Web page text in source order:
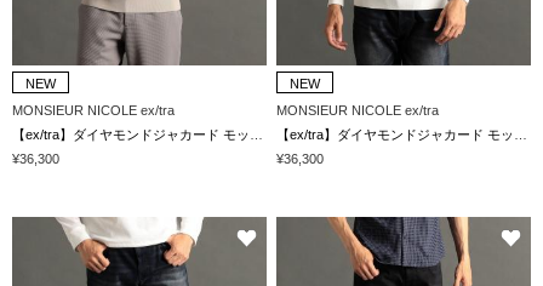
NEW
MONSIEUR NICOLE ex/tra
¥36,300
NEW
MONSIEUR NICOLE ex/tra
¥36,300